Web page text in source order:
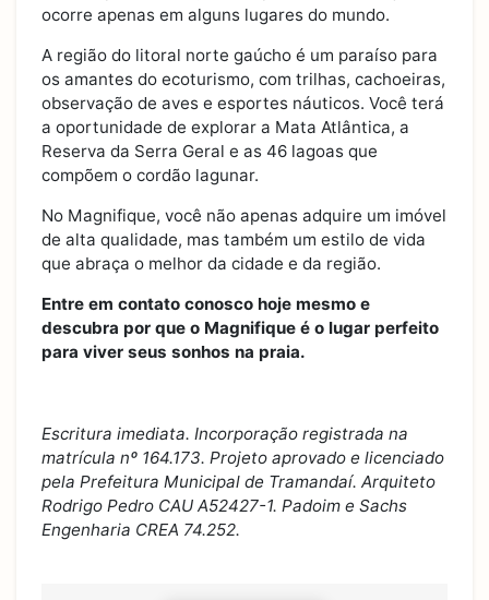
ocorre apenas em alguns lugares do mundo.
A região do litoral norte gaúcho é um paraíso para
os amantes do ecoturismo, com trilhas, cachoeiras,
observação de aves e esportes náuticos. Você terá
a oportunidade de explorar a Mata Atlântica, a
Reserva da Serra Geral e as 46 lagoas que
compõem o cordão lagunar.
No Magnifique, você não apenas adquire um imóvel
de alta qualidade, mas também um estilo de vida
que abraça o melhor da cidade e da região.
Entre em contato conosco hoje mesmo e
descubra por que o Magnifique é o lugar perfeito
para viver seus sonhos na praia.
Escritura imediata. Incorporação registrada na
matrícula nº 164.173. Projeto aprovado e licenciado
pela Prefeitura Municipal de Tramandaí. Arquiteto
Rodrigo Pedro CAU A52427-1. Padoim e Sachs
Engenharia CREA 74.252.